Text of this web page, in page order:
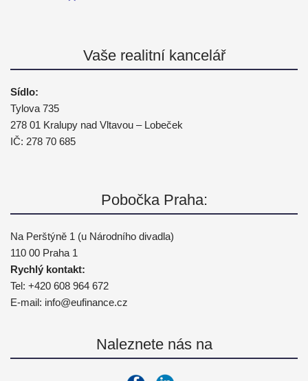
Vaše realitní kancelář
Sídlo:
Tylova 735
278 01 Kralupy nad Vltavou – Lobeček
IČ: 278 70 685
Pobočka Praha:
Na Perštýně 1 (u Národního divadla)
110 00 Praha 1
Rychlý kontakt:
Tel: +420 608 964 672
E-mail: info@eufinance.cz
Naleznete nás na